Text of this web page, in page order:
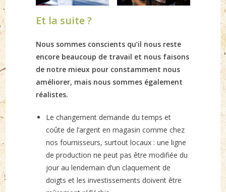
Et la suite ?
Nous sommes conscients qu’il nous reste
encore beaucoup de travail et nous faisons
de notre mieux pour constamment nous
améliorer, mais nous sommes également
réalistes.
Le changement demande du temps et
coûte de l’argent en magasin comme chez
nos fournisseurs, surtout locaux : une ligne
de production ne peut pas être modifiée du
jour au lendemain d’un claquement de
doigts et les investissements doivent être